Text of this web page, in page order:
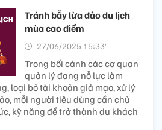
Tránh bẫy lừa đảo du lịch
mùa cao điểm
27/06/2025 15:33’
Trong bối cảnh các cơ quan
quản lý đang nỗ lực làm
loại bỏ tài khoản giả mạo, xử lý
mỗi người tiêu dùng cần chủ
kỹ năng để trở thành du khách